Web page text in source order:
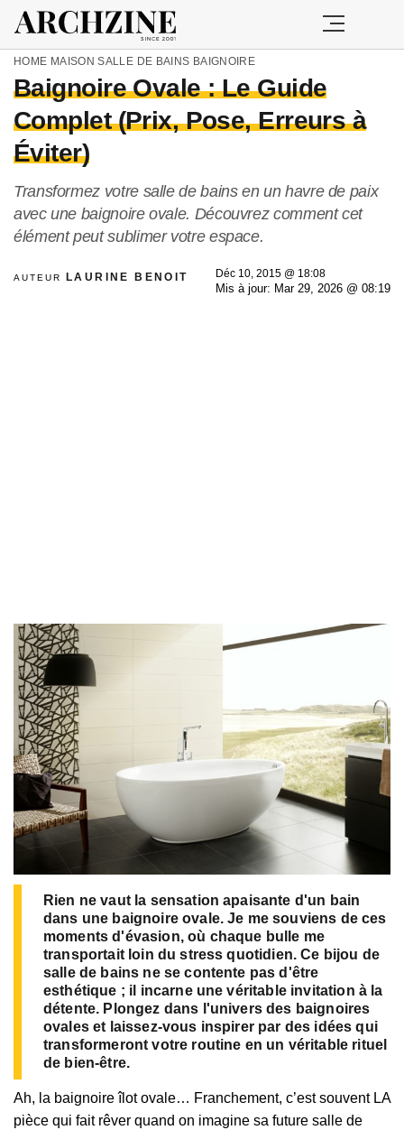
HOME MAISON SALLE DE BAINS BAIGNOIRE
Baignoire Ovale : Le Guide
Complet (Prix, Pose, Erreurs à
Éviter)
Transformez votre salle de bains en un havre de paix
avec une baignoire ovale. Découvrez comment cet
élément peut sublimer votre espace.
AUTEUR LAURINE BENOIT
Déc 10, 2015 @ 18:08
Mis à jour: Mar 29, 2026 @ 08:19
Rien ne vaut la sensation apaisante d'un bain
dans une baignoire ovale. Je me souviens de ces
moments d'évasion, où chaque bulle me
transportait loin du stress quotidien. Ce bijou de
salle de bains ne se contente pas d'être
esthétique ; il incarne une véritable invitation à la
détente. Plongez dans l'univers des baignoires
ovales et laissez-vous inspirer par des idées qui
transformeront votre routine en un véritable rituel
de bien-être.
Ah, la baignoire îlot ovale… Franchement, c’est souvent LA
pièce qui fait rêver quand on imagine sa future salle de